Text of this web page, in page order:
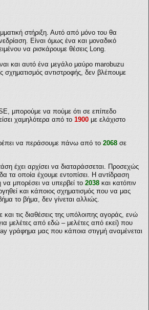
στήριξη. Αυτό από μόνο του θα
Είναι όμως ένα και μοναδικό
να ρισκάρουμε θέσεις Long.
και αυτό ένα μεγάλο μαύρο marobuzu
σχηματισμός αντιστροφής, δεν βλέπουμε
μπορούμε να πούμε ότι σε επίπεδο
χαμηλότερα από το 1900 με ελάχιστο
να περάσουμε πάνω από το 2068 σε
έχει αρχίσει να διαταράσσεται. Προσεχώς
τα οποία έχουμε εντοπίσει. Η αντίδραση
να μπορέσει να υπερβεί το 2038 και κατόπιν
και κάποιος σχηματισμός που να μας
το βήμα, δεν γίνεται αλλιώς.
τις διαθέσεις της υπόλοιπης αγοράς, ενώ
μελέτες από εδώ – μελέτες από εκεί) που
γράφημα μας που κάποια στιγμή αναμένεται